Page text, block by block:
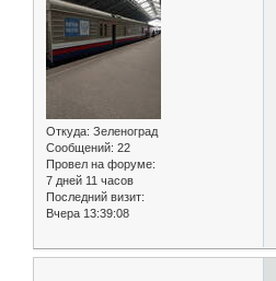
Откуда: Зеленоград
Сообщений: 22
Провел на форуме:
7 дней 11 часов
Последний визит:
Вчера 13:39:08